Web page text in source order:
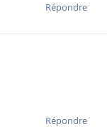
Répondre
Répondre